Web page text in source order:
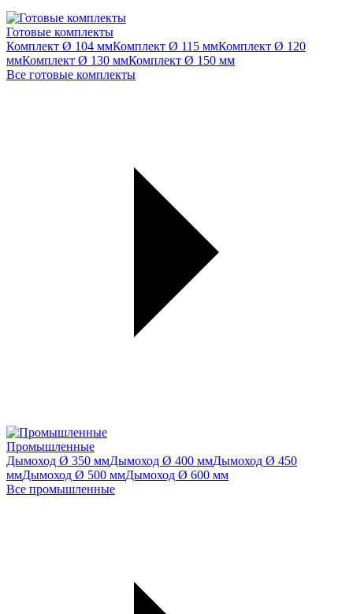
Готовые комплекты
Комплект Ø 104 ммКомплект Ø 115 ммКомплект Ø 120
ммКомплект Ø 130 ммКомплект Ø 150 мм
Все готовые комплекты
Промышленные
Дымоход Ø 350 ммДымоход Ø 400 ммДымоход Ø 450
ммДымоход Ø 500 ммДымоход Ø 600 мм
Все промышленные